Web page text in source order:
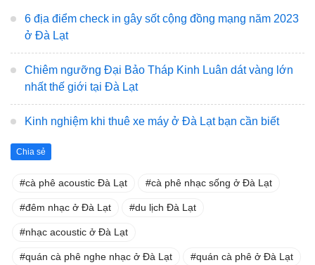
6 địa điểm check in gây sốt cộng đồng mạng năm 2023
ở Đà Lạt
Chiêm ngưỡng Đại Bảo Tháp Kinh Luân dát vàng lớn
nhất thế giới tại Đà Lạt
Kinh nghiệm khi thuê xe máy ở Đà Lạt bạn cần biết
Chia sẻ
cà phê acoustic Đà Lạt cà phê nhạc sống ở Đà Lạt
đêm nhạc ở Đà Lạt du lịch Đà Lạt
nhạc acoustic ở Đà Lạt
quán cà phê nghe nhạc ở Đà Lạt quán cà phê ở Đà Lạt